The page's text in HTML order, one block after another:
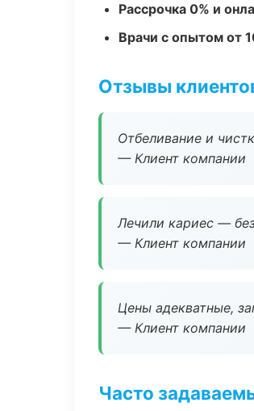
Рассрочка 0% и
Врачи с опытом от
Отзывы
Отбеливание и
— Клиент компании
Лечили кариес —
— Клиент компании
Цены адекватные,
— Клиент компании
Часто